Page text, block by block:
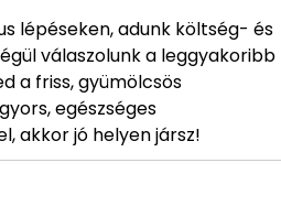
lépéseken, adunk költség- és
válaszolunk a leggyakoribb
a friss, gyümölcsös
egészséges
akkor jó helyen jársz!